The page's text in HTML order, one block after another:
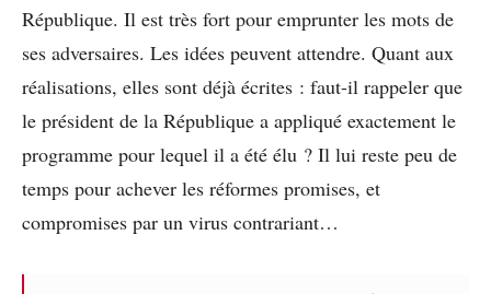
République. Il est très fort pour emprunter les mots de
ses adversaires. Les idées peuvent attendre. Quant aux
réalisations, elles sont déjà écrites : faut-il rappeler que
le président de la République a appliqué exactement le
programme pour lequel il a été élu ? Il lui reste peu de
temps pour achever les réformes promises, et
compromises par un virus contrariant…